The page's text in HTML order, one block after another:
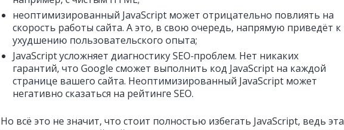
неоптимизированный JavaScript может отрицательно повлиять на
скорость работы сайта. А это, в свою очередь, напрямую приведёт к
ухудшению пользовательского опыта;
JavaScript усложняет диагностику SEO‑проблем. Нет никаких
гарантий, что Google сможет выполнить код JavaScript на каждой
странице вашего сайта. Неоптимизированный JavaScript может
негативно сказаться на рейтинге SEO.
Но всё это не значит, что стоит полностью избегать JavaScript, ведь эта